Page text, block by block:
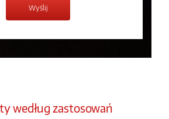
według zastosowań